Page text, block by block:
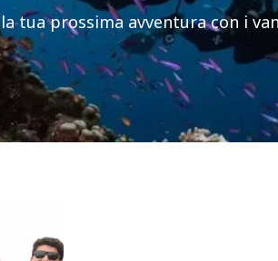
tua prossima avventura con i